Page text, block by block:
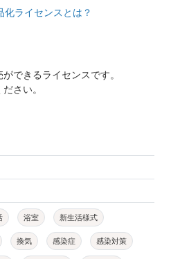
化ライセンスとは？
できるライセンスです。
さい。
浴室 新生活様式
換気 感染症 感染対策